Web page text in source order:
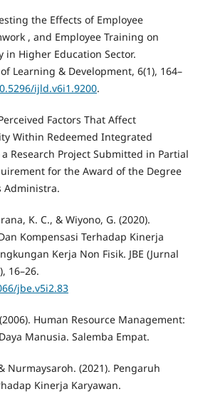
the Effects of Employee
, and Employee Training on
in Higher Education Sector.
Learning & Development, 6(1), 164–
ijld.v6i1.9200.
Factors That Affect
Within Redeemed Integrated
Research Project Submitted in Partial
for the Award of the Degree
Administra.
K. C., & Wiyono, G. (2020).
Kompensasi Terhadap Kinerja
Kerja Non Fisik. JBE (Jurnal
16–26.
jbe.v5i2.83
Human Resource Management:
Manusia. Salemba Empat.
Nurmaysaroh. (2021). Pengaruh
Kinerja Karyawan.